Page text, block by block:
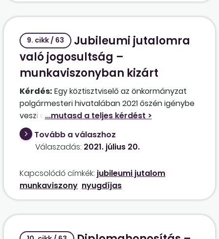
9. cikk / 63
Jubileumi jutalomra
való jogosultság –
munkaviszonyban kizárt
Kérdés: Egy köztisztviselő az önkormányzat
polgármesteri hivatalában 2021 őszén igénybe
veszi a nők kedvezményes nyugdíjba
vonulásának lehetőségét. Amikor közszolgálati
jogviszonya megszűnik, 11 hónap választja el a
35 éves közszolgálati jubileumi jutalom
jogviszonyának megszűnése után – határozott
idejű egyéves időtartamra –
munkaszerződéssel visszafoglalkoztatásra kerül
a nyugdíjas, ez az egy év beszámítható-e a
Tovább a válaszhoz
Válaszadás: 2021. július 20.
Kapcsolódó címkék: jubileumi jutalom
munkaviszony nyugdíjas